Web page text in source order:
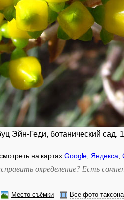
Эйн-Геди, ботанический сад.
на картах Google Яндекса
определение? Есть
Место съёмки Все фото таксона